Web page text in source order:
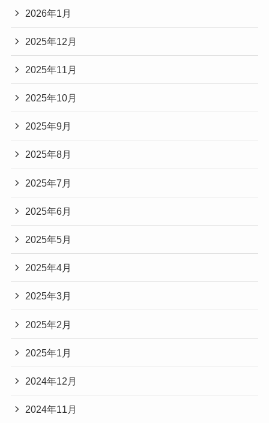
2026年1月
2025年12月
2025年11月
2025年10月
2025年9月
2025年8月
2025年7月
2025年6月
2025年5月
2025年4月
2025年3月
2025年2月
2025年1月
2024年12月
2024年11月